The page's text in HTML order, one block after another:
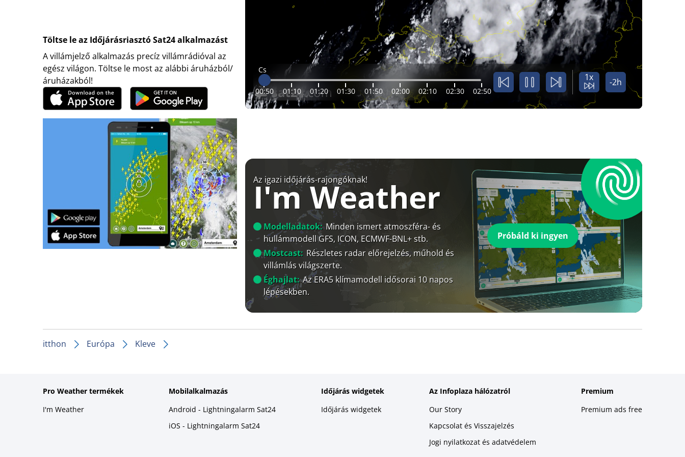
Töltse le az Időjárásriasztó Sat24 alkalmazást
A villámjelző alkalmazás precíz villámrádióval az
egész világon. Töltse le most az alábbi áruházból/
áruházakból!
Cs
00:50 01:10 01:20 01:30 01:50 02:00 02:10 02:30 02:50
1x -2h
Az igazi időjárás-rajongóknak!
I'm Weather
Modelladatok: Minden ismert atmoszféra- és
hullámmodell GFS, ICON, ECMWF-BNL+ stb.
Mostcast: Részletes radar előrejelzés, műhold és
villámlás világszerte.
Éghajlat: Az ERA5 klímamodell idősorai 10 napos
lépésekben.
Próbáld ki ingyen
itthon Európa Kleve
Pro Weather termékek
I'm Weather
Mobilalkalmazás
Android - Lightningalarm Sat24
iOS - Lightningalarm Sat24
Időjárás widgetek
Időjárás widgetek
Az Infoplaza hálózatról
Our Story
Kapcsolat és Visszajelzés
Jogi nyilatkozat és adatvédelem
Premium
Premium ads free